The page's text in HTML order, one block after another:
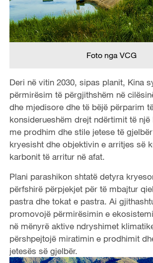
Foto nga VCG
Deri në vitin 2030, sipas planit, Kina
përmirësim të përgjithshëm në
dhe mjedisore dhe të bëjë përparim
konsiderueshëm drejt ndërtimit të një
me prodhim dhe stile jetese të
kryesisht dhe objektivin e arritjes së
karbonit të arritur në afat.
Plani parashikon shtatë detyra
përfshirë përpjekjet për të mbajtur
pastra dhe tokat e pastra. Ai
promovojë përmirësimin e
në mënyrë aktive ndryshimet
përshpejtojë miratimin e prodhimit
jetesës së gjelbër.